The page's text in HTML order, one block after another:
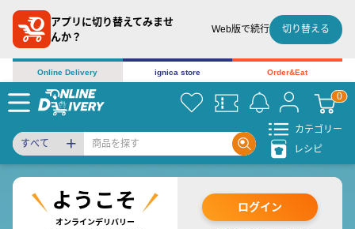
アプリに切り替えてみませ
んか？
Web版で続行 切り替える
Online Delivery ignica store Order&Eat
すべて
カテゴリー
レシピ
オンラインデリバリー
ログイン